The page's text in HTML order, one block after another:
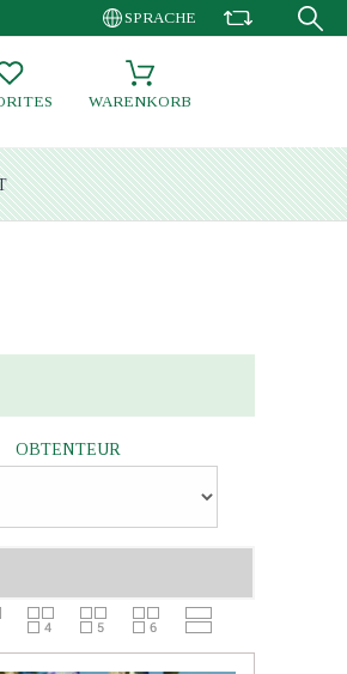
SPRACHE
WARENKORB
OBTENTEUR